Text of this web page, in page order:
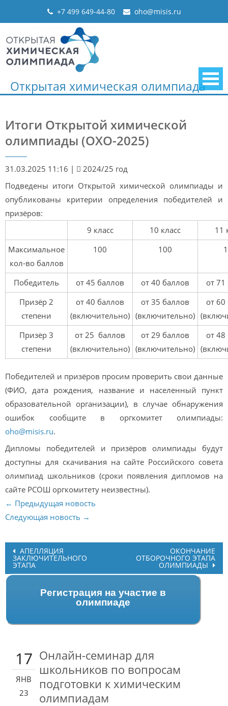
+7 499 649-44-80 oho@misis.ru
Открытая химическая олимпиада
Итоги Открытой химической
олимпиады (ОХО-2025)
31.03.2025 11:16 |
2024/25 год
Подведены итоги Открытой химической олимпиады и
опубликованы критерии определения победителей и
призёров:
9 класс
10 класс
11
Максимальное
кол-во баллов
100 100
Победитель от 45 баллов от 40 баллов
от
Призёр 2
степени
от 40 баллов
(включительно)
от 35 баллов
(включительно)
от
Призёр 3
степени
от 25 баллов
(включительно)
от 29 баллов
(включительно)
от
Победителей и призёров просим проверить свои данные
(ФИО, дата рождения, название и населенный пункт
образовательной организации), в случае обнаружения
ошибок сообщите в оргкомитет олимпиады:
oho@misis.ru.
Дипломы победителей и призёров олимпиады будут
доступны для скачивания на сайте Российского совета
олимпиад школьников (сроки появления дипломов на
сайте РСОШ оргкомитету неизвестны).
← Предыдущая новость
Следующая новость →
Post
navigation
АПЕЛЛЯЦИЯ
ЗАКЛЮЧИТЕЛЬНОГО
ЭТАПА
ОКОНЧАНИЕ
ОТБОРОЧНОГО ЭТАПА
ОЛИМПИАДЫ
Регистрация на участие в
олимпиаде
17
ЯНВ
23
Онлайн-семинар для
школьников по вопросам
подготовки к химическим
олимпиадам